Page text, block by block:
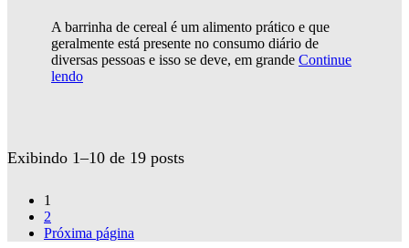
A barrinha de cereal é um alimento prático e que
geralmente está presente no consumo diário de
diversas pessoas e isso se deve, em grande Continue
lendo
Exibindo 1–10 de 19 posts
1
2
Próxima página